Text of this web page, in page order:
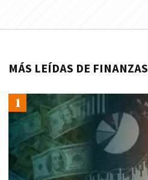
MÁS LEÍDAS DE FINANZAS